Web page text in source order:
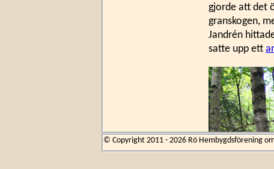
gjorde att det
granskogen,
Jandrén
satte upp ett
© Copyright 2011 - 2026 Rö Hembygdsförening